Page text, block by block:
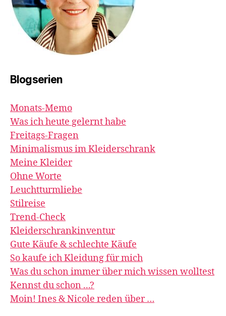
Blogserien
Monats-Memo
Was ich heute gelernt habe
Freitags-Fragen
Minimalismus im Kleiderschrank
Meine Kleider
Ohne Worte
Leuchtturmliebe
Stilreise
Trend-Check
Kleiderschrankinventur
Gute Käufe & schlechte Käufe
So kaufe ich Kleidung für mich
Was du schon immer über mich wissen wolltest
Kennst du schon ...?
Moin! Ines & Nicole reden über …